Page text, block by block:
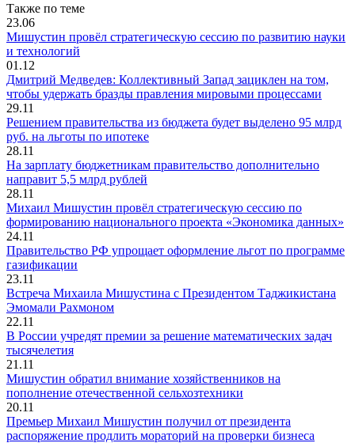
Также по теме
23.06
Мишустин провёл стратегическую сессию по развитию науки
и технологий
01.12
Дмитрий Медведев: Коллективный Запад зациклен на том,
чтобы удержать бразды правления мировыми процессами
29.11
Решением правительства из бюджета будет выделено 95 млрд
руб. на льготы по ипотеке
28.11
На зарплату бюджетникам правительство дополнительно
направит 5,5 млрд рублей
28.11
Михаил Мишустин провёл стратегическую сессию по
формированию национального проекта «Экономика данных»
24.11
Правительство РФ упрощает оформление льгот по программе
газификации
23.11
Встреча Михаила Мишустина с Президентом Таджикистана
Эмомали Рахмоном
22.11
В России учредят премии за решение математических задач
тысячелетия
21.11
Мишустин обратил внимание хозяйственников на
пополнение отечественной сельхозтехники
20.11
Премьер Михаил Мишустин получил от президента
распоряжение продлить мораторий на проверки бизнеса